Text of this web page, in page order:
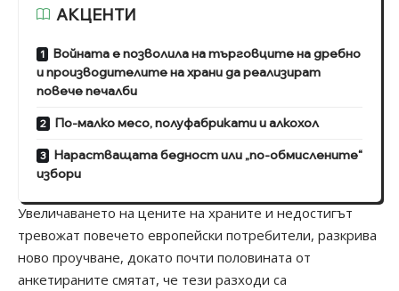
АКЦЕНТИ
Войната е позволила на търговците на дребно
и производителите на храни да реализират
повече печалби
По-малко месо, полуфабрикати и алкохол
Нарастващата бедност или „по-обмислените“
избори
Увеличаването на цените на храните и недостигът
тревожат повечето европейски потребители, разкрива
ново проучване, докато почти половината от
анкетираните смятат, че тези разходи са